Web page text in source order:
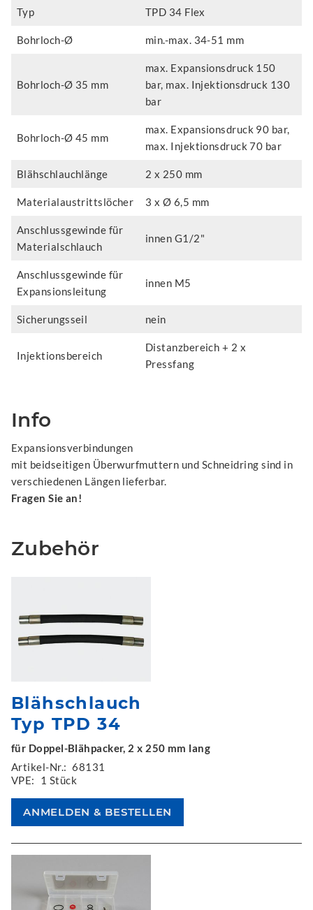
Typ TPD 34 Flex
Bohrloch-Ø min.-max. 34-51 mm
Bohrloch-Ø 35 mm
max. Expansionsdruck 150
bar, max. Injektionsdruck 130
bar
Bohrloch-Ø 45 mm
max. Expansionsdruck 90 bar,
max. Injektionsdruck 70 bar
Blähschlauchlänge 2 x 250 mm
Materialaustrittslöcher 3 x Ø 6,5 mm
Anschlussgewinde für
Materialschlauch
innen G1/2"
Anschlussgewinde für
Expansionsleitung
innen M5
Sicherungsseil nein
Injektionsbereich
Distanzbereich + 2 x
Pressfang
Info
Expansionsverbindungen
mit beidseitigen Überwurfmuttern und Schneidring sind in
verschiedenen Längen lieferbar.
Fragen Sie an!
Zubehör
Blähschlauch
Typ TPD 34
für Doppel-Blähpacker, 2 x 250 mm lang
Artikel-Nr.: 68131
VPE:
1 Stück